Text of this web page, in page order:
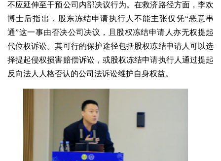
不应延伸至干预公司内部决议行为。在救济路径方面，李欢
博士后指出，股东冻结申请执行人不能主张仅凭“恶意串
通”这一事由否决公司决议，且股权冻结申请人亦无权提起
代位权诉讼。其可行的保护途径包括股权冻结申请人可以选
择提起侵权损害赔偿诉讼，或股权冻结申请执行人通过提起
反向法人人格否认的公司法诉讼维护自身权益。